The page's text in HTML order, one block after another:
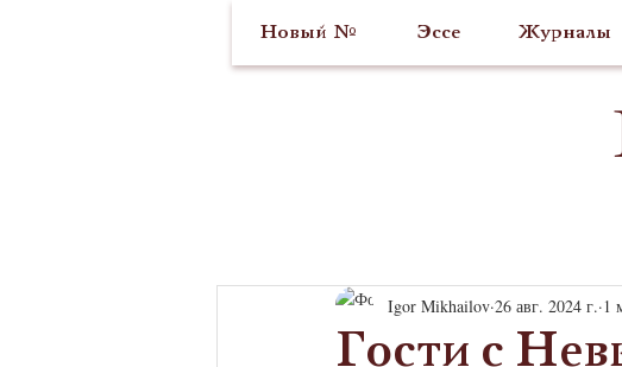
Новый № Эссе Журналы
Гости с
Igor Mikhailov 26 авг. 2024 г. 1